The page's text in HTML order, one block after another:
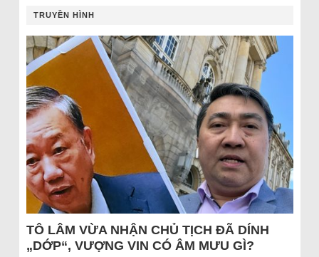
TRUYỀN HÌNH
TÔ LÂM VỪA NHẬN CHỦ TỊCH ĐÃ DÍNH
„DỚP“, VƯỢNG VIN CÓ ÂM MƯU GÌ?